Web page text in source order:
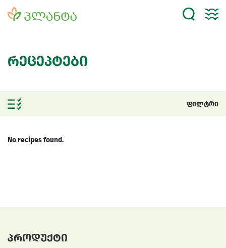
რეცეპტები
ფილტრი
No recipes found.
პროდუქტი